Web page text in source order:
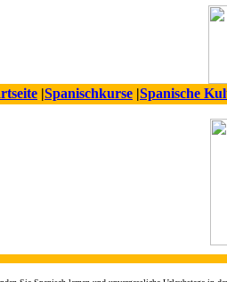
|Spanischkurse |Spanische